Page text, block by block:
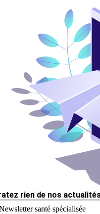
rien de nos
santé spécialisée